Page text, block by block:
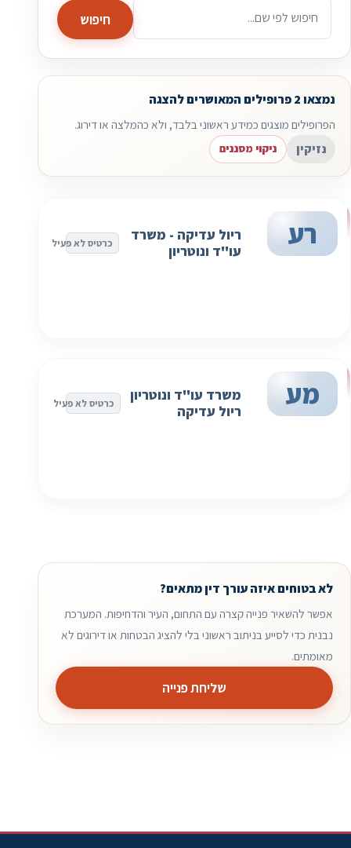
חיפוש
נמצאו 2 פרופילים המאושרים להצגה
הפרופילים מוצגים כמידע ראשוני בלבד, ולא כהמלצה או דירוג.
נזיקין
ניקוי מסננים
רע
ריול עדיקה - משרד
עו"ד ונוטריון
כרטיס לא פעיל
מע
משרד עו"ד ונוטריון
ריול עדיקה
כרטיס לא פעיל
לא בטוחים איזה עורך דין מתאים?
אפשר להשאיר פנייה קצרה עם התחום, העיר והדחיפות. המערכת
נבנית כדי לסייע בניתוב ראשוני בלי להציג הבטחות או דירוגים לא
מאומתים.
שליחת פנייה